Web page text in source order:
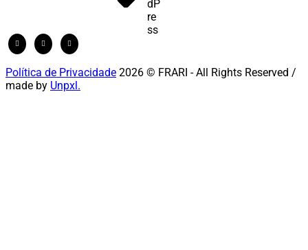
Política de Privacidade 2026 © FRARI - All Rights Reserved /
made by Unpxl.